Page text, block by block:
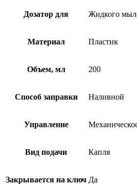
Дозатор для Жидкого
Материал Пластик
Объем, мл 200
Способ заправки Наливной
Управление
Вид подачи Капля
Закрывается на ключ Да